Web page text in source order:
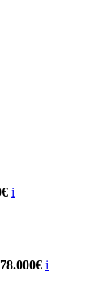
i
i